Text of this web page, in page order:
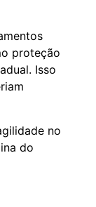
proteção
Isso
no
do